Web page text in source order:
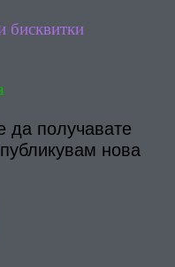
бисквитки
да получавате
нова